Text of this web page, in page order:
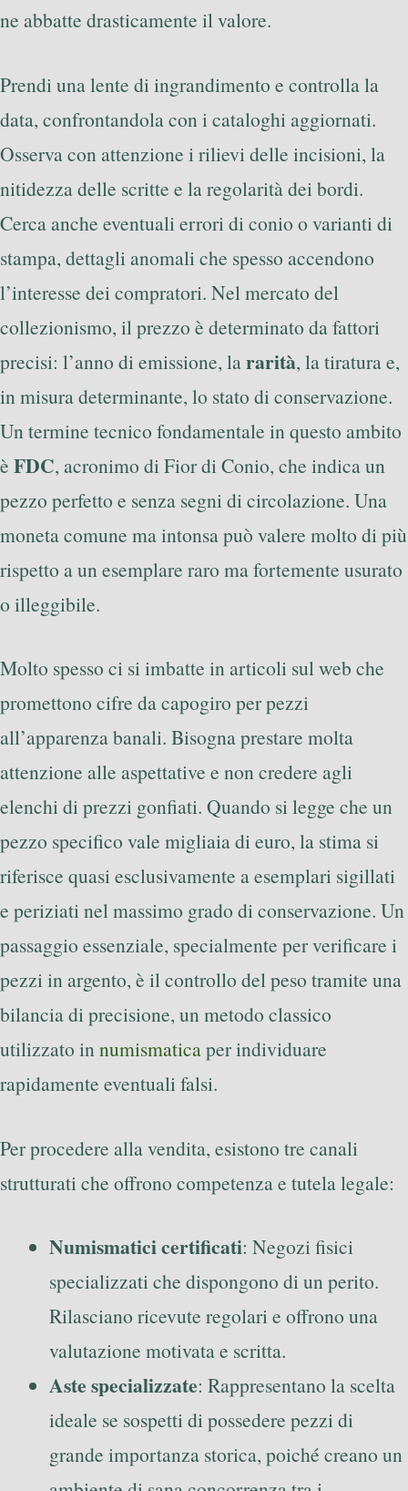
ne abbatte drasticamente il valore.
Prendi una lente di ingrandimento e controlla la
data, confrontandola con i cataloghi aggiornati.
Osserva con attenzione i rilievi delle incisioni, la
nitidezza delle scritte e la regolarità dei bordi.
Cerca anche eventuali errori di conio o varianti di
stampa, dettagli anomali che spesso accendono
l’interesse dei compratori. Nel mercato del
collezionismo, il prezzo è determinato da fattori
precisi: l’anno di emissione, lararità, la tiratura e,
in misura determinante, lo stato di conservazione.
Un termine tecnico fondamentale in questo ambito
è FDC, acronimo di Fior di Conio, che indica un
pezzo perfetto e senza segni di circolazione. Una
moneta comune ma intonsa può valere molto di più
rispetto a un esemplare raro ma fortemente usurato
o illeggibile.
Molto spesso ci si imbatte in articoli sul web che
promettono cifre da capogiro per pezzi
all’apparenza banali. Bisogna prestare molta
attenzione alle aspettative e non credere agli
elenchi di prezzi gonfiati. Quando si legge che un
pezzo specifico vale migliaia di euro, la stima si
riferisce quasi esclusivamente a esemplari sigillati
e periziati nel massimo grado di conservazione. Un
passaggio essenziale, specialmente per verificare i
pezzi in argento, è il controllo del peso tramite una
bilancia di precisione, un metodo classico
utilizzato innumismaticaper individuare
rapidamente eventuali falsi.
Per procedere alla vendita, esistono tre canali
strutturati che offrono competenza e tutela legale:
Numismatici certificati: Negozi fisici
specializzati che dispongono di un perito.
Rilasciano ricevute regolari e offrono una
valutazione motivata e scritta.
Aste specializzate: Rappresentano la scelta
ideale se sospetti di possedere pezzi di
grande importanza storica, poiché creano un